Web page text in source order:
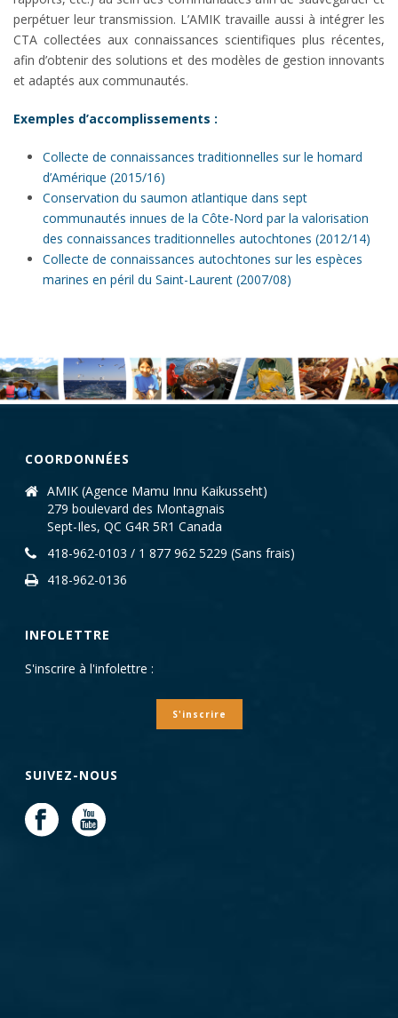
perpétuer leur transmission. L’AMIK travaille aussi à intégrer les
CTA collectées aux connaissances scientifiques plus récentes,
afin d’obtenir des solutions et des modèles de gestion innovants
et adaptés aux communautés.
Exemples d’accomplissements :
Collecte de connaissances traditionnelles sur le homard
d’Amérique (2015/16)
Conservation du saumon atlantique dans sept
communautés innues de la Côte-Nord par la valorisation
des connaissances traditionnelles autochtones (2012/14)
Collecte de connaissances autochtones sur les espèces
marines en péril du Saint-Laurent (2007/08)
COORDONNÉES
AMIK (Agence Mamu Innu Kaikusseht)
279 boulevard des Montagnais
Sept-Iles, QC G4R 5R1 Canada
418-962-0103 / 1 877 962 5229 (Sans frais)
418-962-0136
INFOLETTRE
S'inscrire à l'infolettre :
S'inscrire
SUIVEZ-NOUS